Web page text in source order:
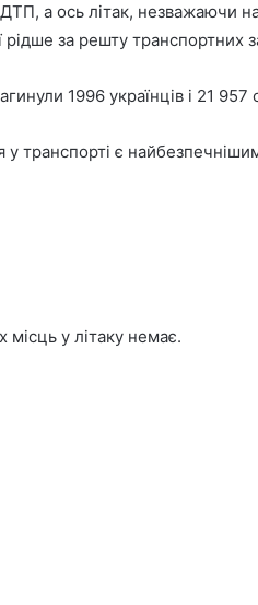
а ось літак, незважаючи
рідше за решту транспортних
1996 українців і 21
у транспорті є
у літаку немає.